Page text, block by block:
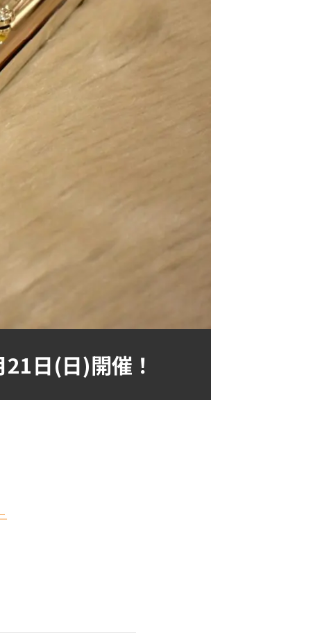
日(日)開催！